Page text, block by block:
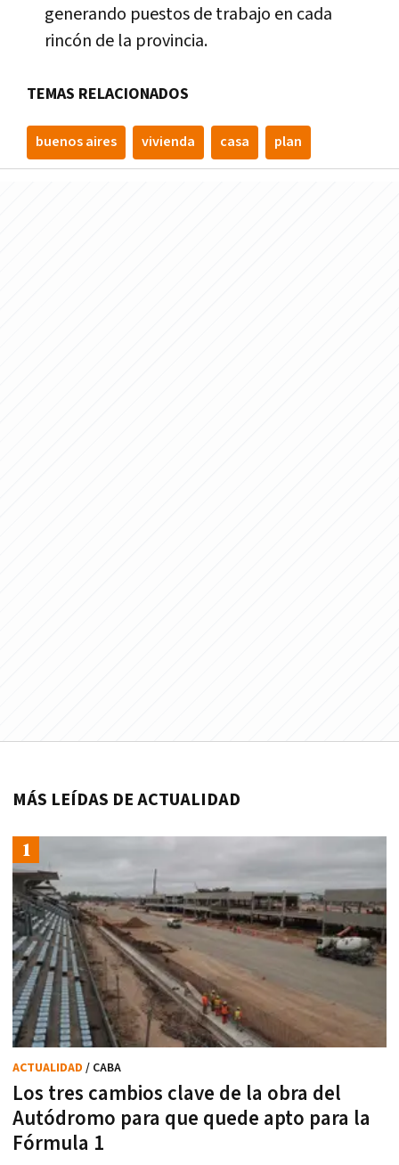
generando puestos de trabajo en cada
rincón de la provincia.
TEMAS RELACIONADOS
buenos aires vivienda casa plan
MÁS LEÍDAS DE ACTUALIDAD
Los tres cambios clave de la obra del
Autódromo para que quede apto para la
Fórmula 1
ACTUALIDAD / CABA